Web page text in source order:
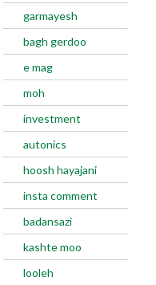
garmayesh
bagh gerdoo
e mag
moh
investment
autonics
hoosh hayajani
insta comment
badansazi
kashte moo
looleh